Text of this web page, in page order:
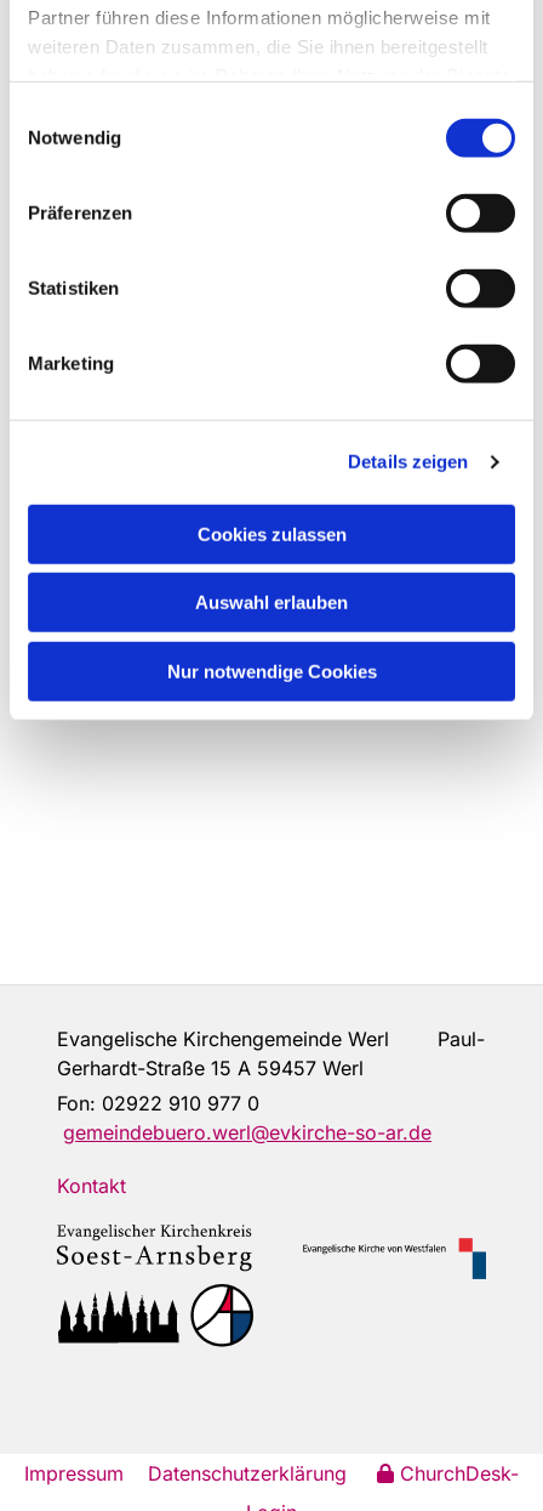
Partner führen diese Informationen möglicherweise mit
weiteren Daten zusammen, die Sie ihnen bereitgestellt
Notwendig
Präferenzen
Statistiken
Marketing
Details zeigen
Cookies zulassen
Auswahl erlauben
Nur notwendige Cookies
Evangelische Kirchengemeinde Werl Paul-
Gerhardt-Straße 15 A 59457 Werl
Fon: 02922 910 977 0
gemeindebuero.werl@evkirche-so-ar.de
Kontakt
Impressum Datenschutzerklärung
ChurchDesk-